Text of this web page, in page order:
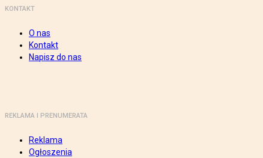
KONTAKT
O nas
Kontakt
Napisz do nas
REKLAMA I PRENUMERATA
Reklama
Ogłoszenia